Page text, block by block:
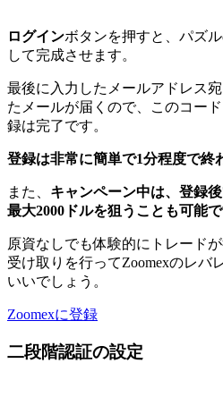
ログインボタンを押すと、パズ
して完成させます。
最後に入力したメールアドレス
たメールが届くので、このコー
録は完了です。
登録は非常に簡単で1分程度で終
また、 キャンペーン中は、登録
最大2000ドルを狙うことも可能で
原資なしでも体験的にトレード
受け取りを行ってZoomexのレバ
いいでしょう。
Zoomexに登録
二段階認証の設定